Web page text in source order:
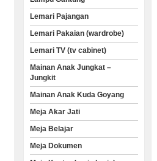
Lemari Pajangan
Lemari Pakaian (wardrobe)
Lemari TV (tv cabinet)
Mainan Anak Jungkat –
Jungkit
Mainan Anak Kuda Goyang
Meja Akar Jati
Meja Belajar
Meja Dokumen